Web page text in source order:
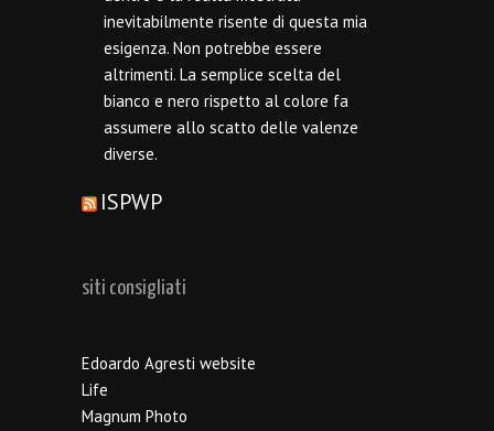
inevitabilmente risente di questa mia
esigenza. Non potrebbe essere
altrimenti. La semplice scelta del
bianco e nero rispetto al colore fa
assumere allo scatto delle valenze
diverse.
ISPWP
siti consigliati
Edoardo Agresti website
Life
Magnum Photo